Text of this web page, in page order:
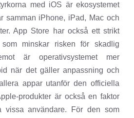
med iOS är ekosystemet
samman iPhone, iPad, Mac och
App Store har också ett strikt
som minskar risken för skadlig
är operativsystemet mer
när det gäller anpassning och
appar utanför den officiella
produkter är också en faktor
vissa användare. För den som